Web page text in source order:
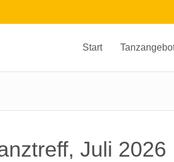
Start
Juli 2026